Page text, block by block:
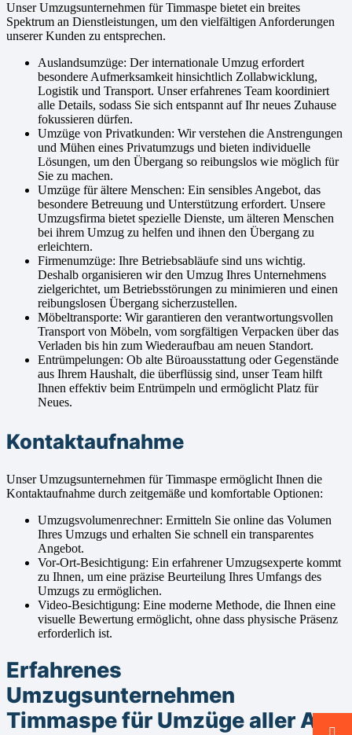
Unser Umzugsunternehmen für Timmaspe bietet ein breites
Spektrum an Dienstleistungen, um den vielfältigen Anforderungen
unserer Kunden zu entsprechen.
Auslandsumzüge: Der internationale Umzug erfordert
besondere Aufmerksamkeit hinsichtlich Zollabwicklung,
Logistik und Transport. Unser erfahrenes Team koordiniert
alle Details, sodass Sie sich entspannt auf Ihr neues Zuhause
fokussieren dürfen.
Umzüge von Privatkunden: Wir verstehen die Anstrengungen
und Mühen eines Privatumzugs und bieten individuelle
Lösungen, um den Übergang so reibungslos wie möglich für
Sie zu machen.
Umzüge für ältere Menschen: Ein sensibles Angebot, das
besondere Betreuung und Unterstützung erfordert. Unsere
Umzugsfirma bietet spezielle Dienste, um älteren Menschen
bei ihrem Umzug zu helfen und ihnen den Übergang zu
erleichtern.
Firmenumzüge: Ihre Betriebsabläufe sind uns wichtig.
Deshalb organisieren wir den Umzug Ihres Unternehmens
zielgerichtet, um Betriebsstörungen zu minimieren und einen
reibungslosen Übergang sicherzustellen.
Möbeltransporte: Wir garantieren den verantwortungsvollen
Transport von Möbeln, vom sorgfältigen Verpacken über das
Verladen bis hin zum Wiederaufbau am neuen Standort.
Entrümpelungen: Ob alte Büroausstattung oder Gegenstände
aus Ihrem Haushalt, die überflüssig sind, unser Team hilft
Ihnen effektiv beim Entrümpeln und ermöglicht Platz für
Neues.
Kontaktaufnahme
Unser Umzugsunternehmen für Timmaspe ermöglicht Ihnen die
Kontaktaufnahme durch zeitgemäße und komfortable Optionen:
Umzugsvolumenrechner: Ermitteln Sie online das Volumen
Ihres Umzugs und erhalten Sie schnell ein transparentes
Angebot.
Vor-Ort-Besichtigung: Ein erfahrener Umzugsexperte kommt
zu Ihnen, um eine präzise Beurteilung Ihres Umfangs des
Umzugs zu ermöglichen.
Video-Besichtigung: Eine moderne Methode, die Ihnen eine
visuelle Bewertung ermöglicht, ohne dass physische Präsenz
erforderlich ist.
Erfahrenes
Umzugsunternehmen
Timmaspe für Umzüge aller Art